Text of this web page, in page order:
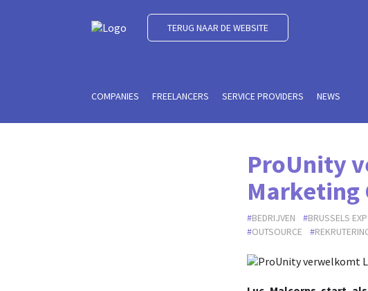
TERUG NAAR DE WEBSITE
COMPANIES FREELANCERS SERVICE PROVIDERS NEWS
ProUnity
Marketing
BEDRIJVEN BRUSSELS
OUTSOURCE